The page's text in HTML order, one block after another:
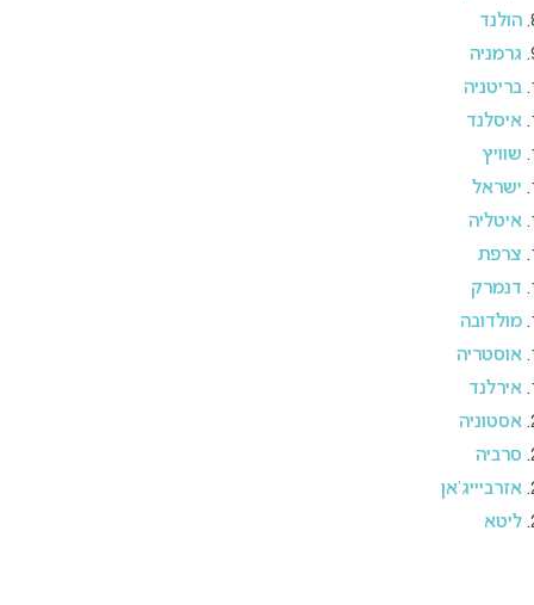
הולנד
גרמניה
בריטניה
איסלנד
שוויץ
ישראל
איטליה
צרפת
דנמרק
מולדובה
אוסטריה
אירלנד
אסטוניה
סרביה
אזרביייג’אן
ליטא